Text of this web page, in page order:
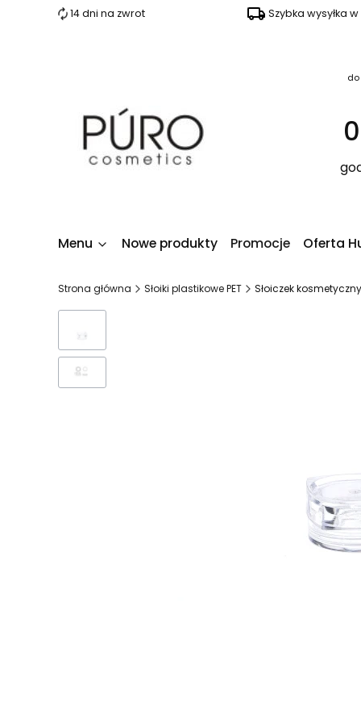
14 dni na zwrot Szybka wysyłka
Menu Nowe produkty Promocje Oferta
Strona główna Słoiki plastikowe PET Słoiczek